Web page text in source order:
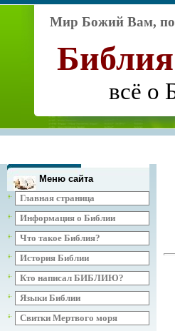
Мир Божий Вам,
Библия
всё о
Меню сайта
Главная страница
Информация о Библии
Что такое Библия?
История Библии
Кто написал БИБЛИЮ?
Языки Библии
Свитки Мертвого моря